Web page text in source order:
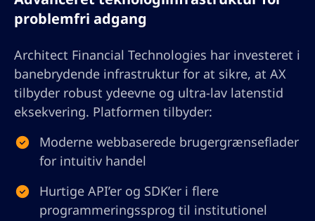
problemfri adgang
Architect Financial Technologies har investeret i
banebrydende infrastruktur for at sikre, at AX
tilbyder robust ydeevne og ultra-lav latenstid
eksekvering. Platformen tilbyder:
Moderne webbaserede brugergrænseflader
for intuitiv handel
Hurtige API’er og SDK’er i flere
programmeringssprog til institutionel